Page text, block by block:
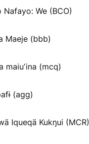
Nafayo: We (BCO)
Maeje (bbb)
maiuʼina (mcq)
(agg)
Iqueqä Kukŋui (MCR)